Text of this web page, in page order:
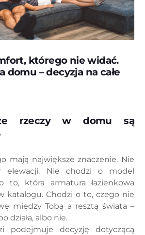
którego nie widać.
domu – decyzja na całe
rzeczy w domu są
mają największe znaczenie. Nie
elewacji. Nie chodzi o model
to, która armatura łazienkowa
katalogu. Chodzi o to, czego nie
między Tobą a resztą świata –
działa, albo nie.
podejmuje decyzję dotyczącą